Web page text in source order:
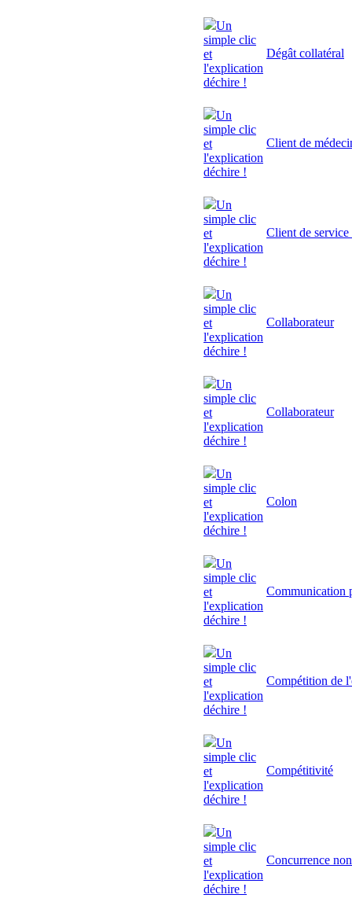
Un
simple clic
et
l'explication
déchire !
Dégât collatéral
Un
simple clic
et
l'explication
déchire !
Client de
Un
simple clic
et
l'explication
déchire !
Client de
Un
simple clic
et
l'explication
déchire !
Collaborateur
Un
simple clic
et
l'explication
déchire !
Collaborateur
Un
simple clic
et
l'explication
déchire !
Colon
Un
simple clic
et
l'explication
déchire !
Communication
Un
simple clic
et
l'explication
déchire !
Compétition de
Un
simple clic
et
l'explication
déchire !
Compétitivité
Un
simple clic
et
l'explication
déchire !
Concurrence